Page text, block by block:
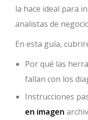
la hace ideal para
analistas de
En esta guía,
Por qué las
fallan con los
Instrucciones
en imagen